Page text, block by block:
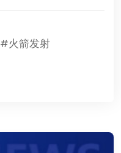
#火箭发射